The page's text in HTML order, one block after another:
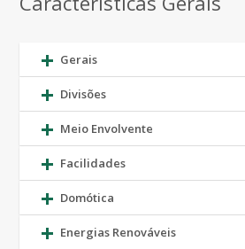
Gerais
Divisões
Meio Envolvente
Facilidades
Domótica
Energias Renováveis